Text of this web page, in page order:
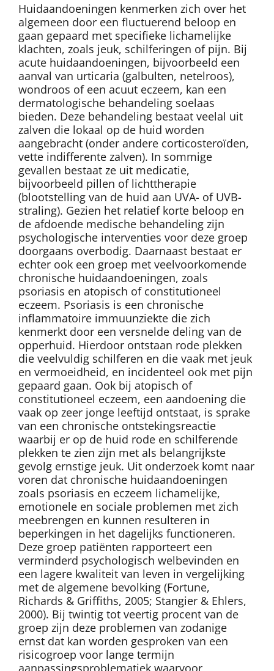
Huidaandoeningen kenmerken zich over het
algemeen door een fluctuerend beloop en
gaan gepaard met specifieke lichamelijke
klachten, zoals jeuk, schilferingen of pijn. Bij
acute huidaandoeningen, bijvoorbeeld een
aanval van urticaria (galbulten, netelroos),
wondroos of een acuut eczeem, kan een
dermatologische behandeling soelaas
bieden. Deze behandeling bestaat veelal uit
zalven die lokaal op de huid worden
aangebracht (onder andere corticosteroïden,
vette indifferente zalven). In sommige
gevallen bestaat ze uit medicatie,
bijvoorbeeld pillen of lichttherapie
(blootstelling van de huid aan UVA- of UVB-
straling). Gezien het relatief korte beloop en
de afdoende medische behandeling zijn
psychologische interventies voor deze groep
doorgaans overbodig. Daarnaast bestaat er
echter ook een groep met veelvoorkomende
chronische huidaandoeningen, zoals
psoriasis en atopisch of constitutioneel
eczeem. Psoriasis is een chronische
inflammatoire immuunziekte die zich
kenmerkt door een versnelde deling van de
opperhuid. Hierdoor ontstaan rode plekken
die veelvuldig schilferen en die vaak met jeuk
en vermoeidheid, en incidenteel ook met pijn
gepaard gaan. Ook bij atopisch of
constitutioneel eczeem, een aandoening die
vaak op zeer jonge leeftijd ontstaat, is sprake
van een chronische ontstekingsreactie
waarbij er op de huid rode en schilferende
plekken te zien zijn met als belangrijkste
gevolg ernstige jeuk. Uit onderzoek komt naar
voren dat chronische huidaandoeningen
zoals psoriasis en eczeem lichamelijke,
emotionele en sociale problemen met zich
meebrengen en kunnen resulteren in
beperkingen in het dagelijks functioneren.
Deze groep patiënten rapporteert een
verminderd psychologisch welbevinden en
een lagere kwaliteit van leven in vergelijking
met de algemene bevolking (Fortune,
Richards & Griffiths, 2005; Stangier & Ehlers,
2000). Bij twintig tot veertig procent van de
groep zijn deze problemen van zodanige
ernst dat kan worden gesproken van een
risicogroep voor lange termijn
aanpassingsproblematiek waarvoor